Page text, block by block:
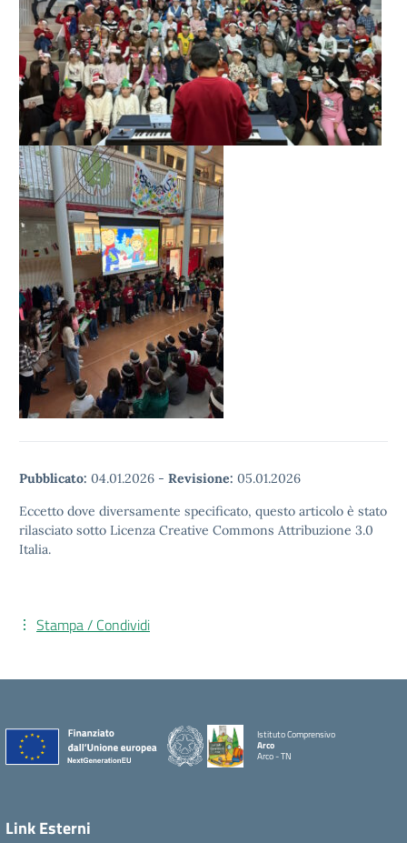
Pubblicato: 04.01.2026 - Revisione: 05.01.2026
Eccetto dove diversamente specificato, questo articolo è stato
rilasciato sotto Licenza Creative Commons Attribuzione 3.0
Italia.
Stampa / Condividi
Istituto Comprensivo
Arco
Arco - TN
Link Esterni